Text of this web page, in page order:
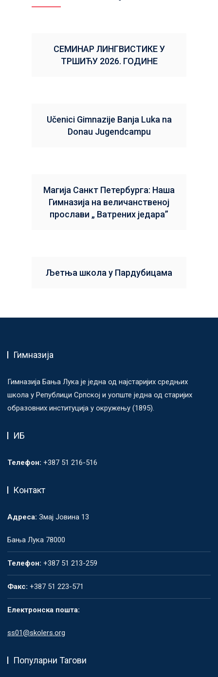
СЕМИНАР ЛИНГВИСТИКЕ У
ТРШИЋУ 2026. ГОДИНЕ
Učenici Gimnazije Banja Luka na
Donau Jugendcampu
Магија Санкт Петербурга: Наша
Гимназија на величанственој
прослави „ Ватрених једара”
Љетња школа у Пардубицама
Гимназија
Гимназија Бања Лука је једна од најстаријих средњих
школа у Републици Српској и уопште једна од старијих
образовних институција у окружењу (1895).
ИБ
Телефон: +387 51 216-516
Контакт
Адреса: Змај Јовина 13
Бања Лука 78000
Телефон: +387 51 213-259
Факс: +387 51 223-571
Електронска пошта:
ss01@skolers.org
Популарни Тагови